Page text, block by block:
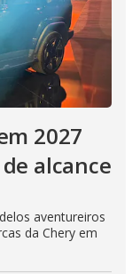
2027
alcance
aventureiros
da Chery em